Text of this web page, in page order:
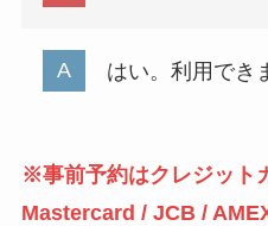
はい。利用でき
※事前予約はクレジット
Mastercard / JCB /